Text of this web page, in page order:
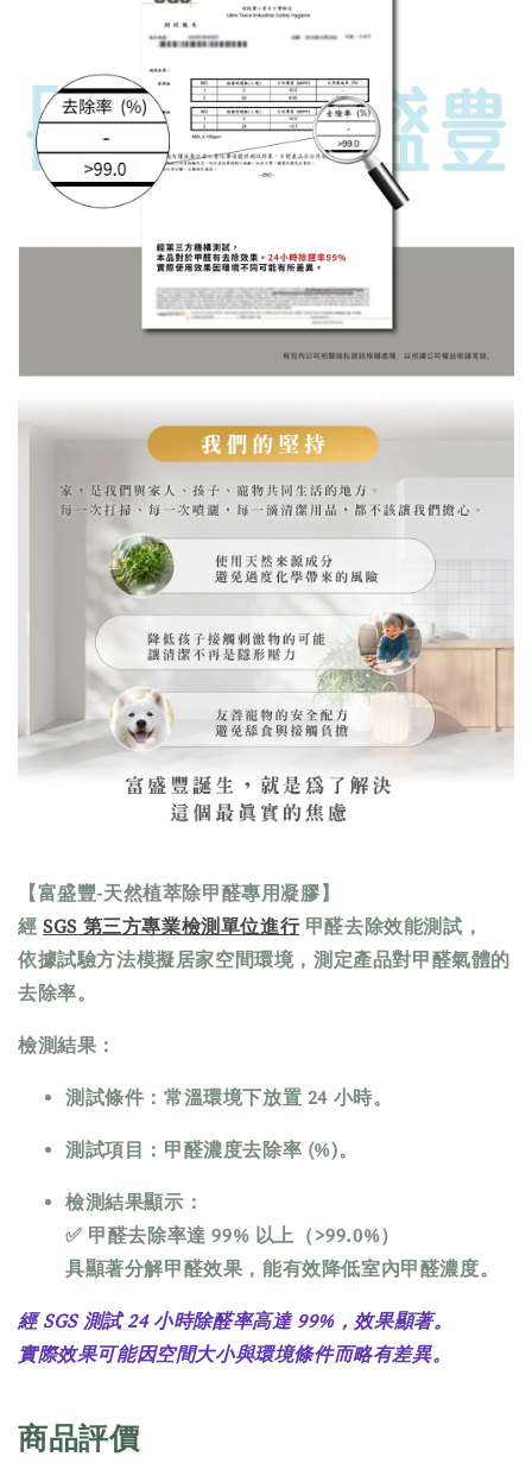
【富盛豐-天然植萃除甲醛專用凝膠】
經SGS 第三方專業檢測單位進行 甲醛去除效能測試 ，
依據試驗方法模擬居家空間環境，測定產品對甲醛氣體的
去除率。
檢測結果：
測試條件：常溫環境下放置 24 小時。
測試項目：甲醛濃度去除率 (%)。
檢測結果顯示：
✅ 甲醛去除率達 99% 以上（>99.0%）
具顯著分解甲醛效果，能有效降低室內甲醛濃度。
經 SGS 測試 24 小時除醛率高達 99%，效果顯著。
實際效果可能因空間大小與環境條件而略有差異。
商品評價